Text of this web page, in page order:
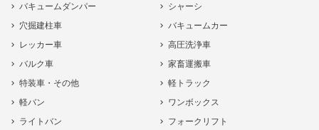
バキュームダンパー
シャーシ
穴掘建柱車
バキュームカー
レッカー車
高圧洗浄車
バルク車
家畜運搬車
特装車・その他
軽トラック
軽バン
ワンボックス
ライトバン
フォークリフト